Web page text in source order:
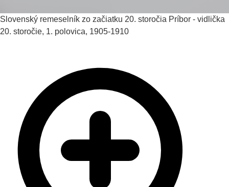
Slovenský remeselník zo začiatku 20. storočia Príbor - vidlička
20. storočie, 1. polovica, 1905-1910